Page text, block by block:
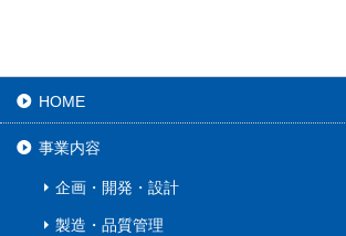
HOME
事業内容
企画・開発・設計
製造・品質管理